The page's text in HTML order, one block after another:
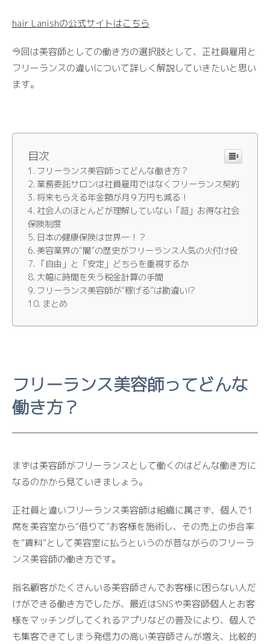
hair Lanishの公式サイトはこちら
今回は美容師としての働き方の選択肢として、正社員雇用と
フリーランスの違いについて詳しく解説していきたいと思い
ます。
目次
フリーランス美容師ってどんな働き方？
業務委託サロンは社員雇用ではなくフリーランス契約
将来もらえる年金額が月９万円も減る！
社会人のほとんどが理解していない「超」お得な社会
保険制度
日本の健康保険は世界一！？
美容業界の“闇”の歴史がフリーランス人気の火付け役
「自由」と「安定」どちらを重視するか
大幅に時間を失う税金計算の手間
フリーランス美容師が“稼げる”は勘違い!?
まとめ
フリーランス美容師ってどんな
働き方？
まずは美容師がフリーランスとして働くのはどんな働き方に
なるのかから見ていきましょう。
正社員と違いフリーランス美容師は組織に属さず、個人で1
席を美容室から“借りて”お客様を施術し、その売上の歩合率
を“賃料”として美容室に払うというのが昔ながらのフリーラ
ンス美容師の働き方です。
指名顧客がたくさんいる美容師さんでお客様に困らない人だ
けができる働き方でしたが、最近はSNSや美容師個人とお客
様をマッチングしてくれるアプリなどの普及により、個人で
も集客できてしまう発信力の高い美容師さんが増え、比較的